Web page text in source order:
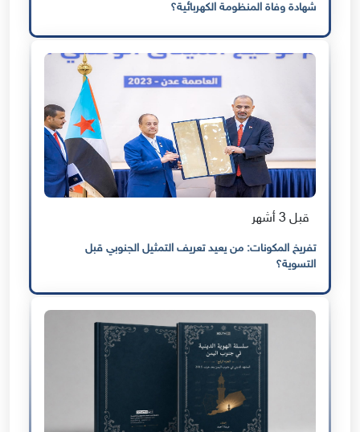
شهادة وفاة المنظومة الكهربائية؟
قبل 3 أشهر
تفريخ المكونات: من يعيد تعريف التمثيل الجنوبي قبل
التسوية؟